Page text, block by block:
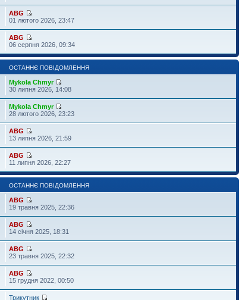
ABG
01 лютого 2026, 23:47
ABG
06 серпня 2026, 09:34
ОСТАННЄ ПОВІДОМЛЕННЯ
Mykola Chmyr
30 липня 2026, 14:08
Mykola Chmyr
28 лютого 2026, 23:23
ABG
13 липня 2026, 21:59
ABG
11 липня 2026, 22:27
ОСТАННЄ ПОВІДОМЛЕННЯ
ABG
19 травня 2025, 22:36
ABG
14 січня 2025, 18:31
ABG
23 травня 2025, 22:32
ABG
15 грудня 2022, 00:50
Трикутник